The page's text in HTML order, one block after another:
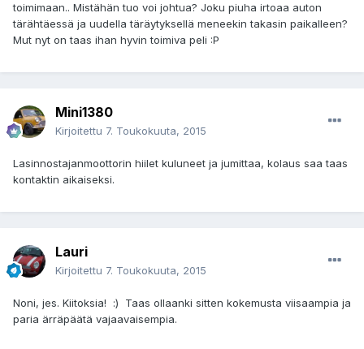
toimimaan.. Mistähän tuo voi johtua? Joku piuha irtoaa auton
tärähtäessä ja uudella täräytyksellä meneekin takasin paikalleen?
Mut nyt on taas ihan hyvin toimiva peli :P
Mini1380
Kirjoitettu 7. Toukokuuta, 2015
Lasinnostajanmoottorin hiilet kuluneet ja jumittaa, kolaus saa taas
kontaktin aikaiseksi.
Lauri
Kirjoitettu 7. Toukokuuta, 2015
Noni, jes. Kiitoksia! :) Taas ollaanki sitten kokemusta viisaampia ja
paria ärräpäätä vajaavaisempia.